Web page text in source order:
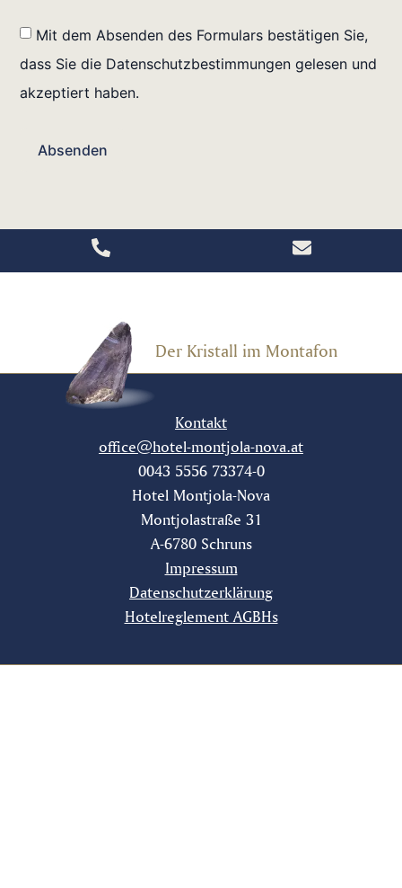
Mit dem Absenden des Formulars bestätigen Sie,
dass Sie die Datenschutzbestimmungen gelesen und
akzeptiert haben.
Absenden
Der Kristall im Montafon
Kontakt
office@hotel-montjola-nova.at
0043 5556 73374-0
Hotel Montjola-Nova
Montjolastraße 31
A-6780 Schruns
Impressum
Datenschutzerklärung
Hotelreglement AGBHs